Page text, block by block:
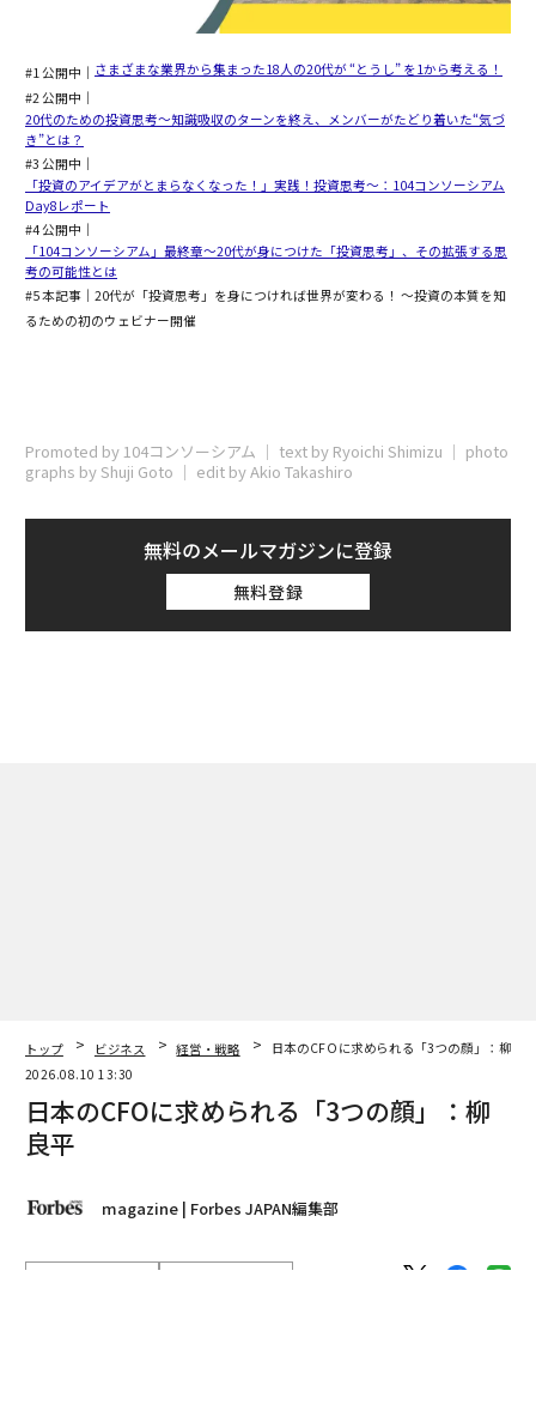
#1 公開中｜ さまざまな業界から集まった18人の20代が “とうし” を1から考える！
#2 公開中｜
20代のための投資思考〜知識吸収のターンを終え、メンバーがたどり着いた“気づ
き”とは？
#3 公開中｜
「投資のアイデアがとまらなくなった！」実践！投資思考〜：104コンソーシアム
Day8レポート
#4 公開中｜
「104コンソーシアム」最終章〜20代が身につけた「投資思考」、その拡張する思
考の可能性とは
#5 本記事｜20代が「投資思考」を身につければ世界が変わる！ 〜投資の本質を知
るための初のウェビナー開催
Promoted by 104コンソーシアム │ text by Ryoichi Shimizu │ photo
graphs by Shuji Goto │ edit by Akio Takashiro
無料のメールマガジンに登録
無料登録
トップ ビジネス 経営・戦略
日本のCFOに求められる「3つの顔」：柳良平
2026.08.10 13:30
日本のCFOに求められる「3つの顔」：柳
良平
magazine | Forbes JAPAN編集部